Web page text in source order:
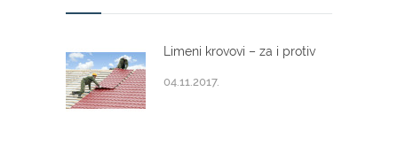
Limeni krovovi – za i protiv
04.11.2017.